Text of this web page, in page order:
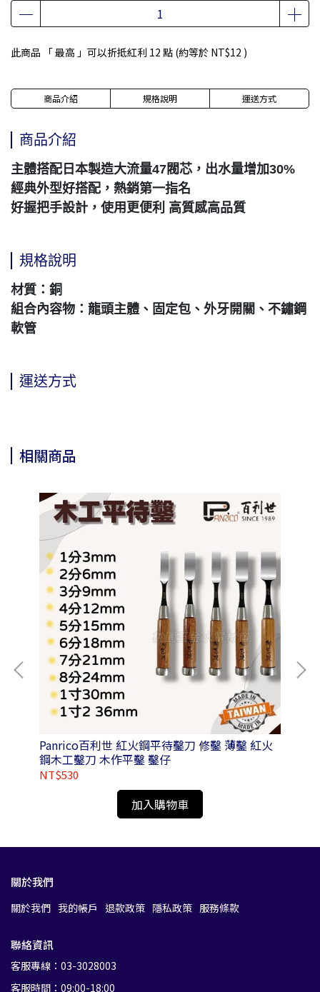
此商品 「 最高 」可以折抵紅利 12 點 (約等於 NT$12 )
商品介紹 規格說明 運送方式
商品介紹
主體搭配日本製造大流量47閥芯，出水量增加30%
經典外型好搭配，熱銷第一指名
好握把手設計，使用更便利 高質感高品質
規格說明
材質：銅
組合內容物：龍頭主體、固定包、外牙開關、不鏽鋼
軟管
運送方式
相關商品
Panrico百利世 紅火鋼平待鑿刀 修鑿 薄鑿 紅火
鋼木工鑿刀 木作平鑿 鑿仔
NT$530
加入購物車
關於我們
關於我們 我的帳戶 退款政策 隱私政策 服務條款
聯絡資訊
客服專線：03-3028003
客服時間：09:00-18:00